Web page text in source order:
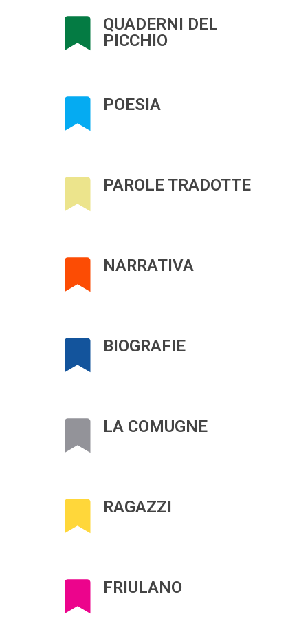
QUADERNI DEL
PICCHIO
POESIA
PAROLE TRADOTTE
NARRATIVA
BIOGRAFIE
LA COMUGNE
RAGAZZI
FRIULANO